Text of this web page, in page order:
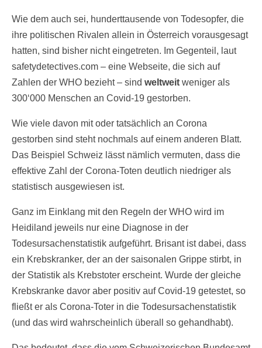
Wie dem auch sei, hunderttausende von Todesopfer, die
ihre politischen Rivalen allein in Österreich vorausgesagt
hatten, sind bisher nicht eingetreten. Im Gegenteil, laut
safetydetectives.com – eine Webseite, die sich auf
Zahlen der WHO bezieht – sind weltweit weniger als
300‘000 Menschen an Covid-19 gestorben.
Wie viele davon mit oder tatsächlich an Corona
gestorben sind steht nochmals auf einem anderen Blatt.
Das Beispiel Schweiz lässt nämlich vermuten, dass die
effektive Zahl der Corona-Toten deutlich niedriger als
statistisch ausgewiesen ist.
Ganz im Einklang mit den Regeln der WHO wird im
Heidiland jeweils nur eine Diagnose in der
Todesursachenstatistik aufgeführt. Brisant ist dabei, dass
ein Krebskranker, der an der saisonalen Grippe stirbt, in
der Statistik als Krebstoter erscheint. Wurde der gleiche
Krebskranke davor aber positiv auf Covid-19 getestet, so
fließt er als Corona-Toter in die Todesursachenstatistik
(und das wird wahrscheinlich überall so gehandhabt).